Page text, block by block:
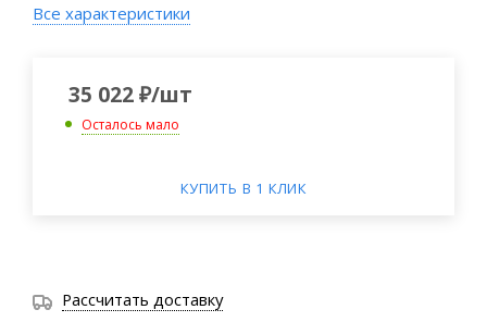
Все характеристики
35 022₽/шт
Осталось мало
КУПИТЬ В 1 КЛИК
Рассчитать доставку